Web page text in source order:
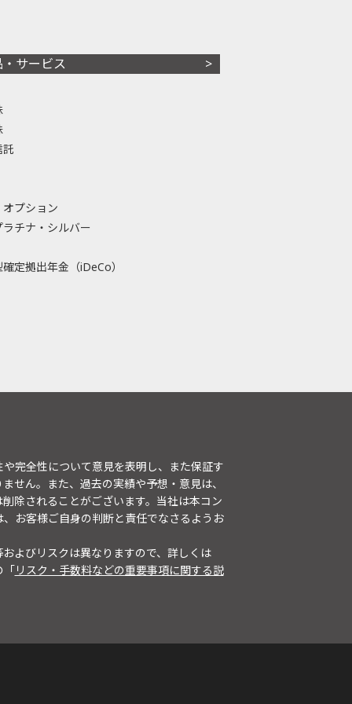
・サービス
託
プション
ラチナ・シルバー
定拠出年金（iDeCo）
完全性について意見を表明し、また保証す
せん。また、過去の実績や予想・意見は、
除されることがございます。当社は本コン
お客様ご自身の判断と責任でなさるようお
よびリスクは異なりますので、詳しくは
「リスク・手数料などの重要事項に関する説